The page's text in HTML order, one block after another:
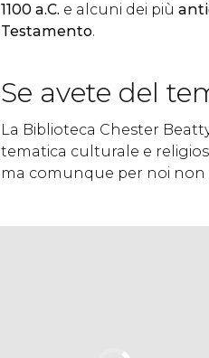
1100 a.C. e alcuni dei più
Testamento.
Se avete del
La Biblioteca Chester
tematica culturale e
ma comunque per noi non